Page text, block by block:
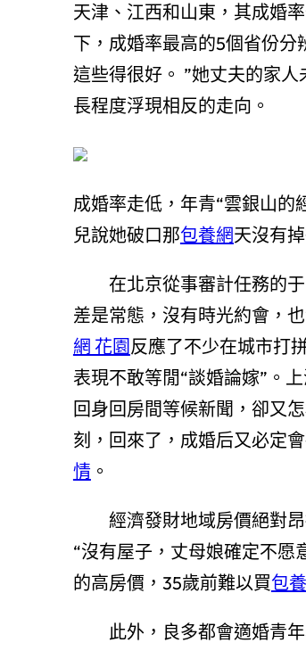
天津、江西和山東，其成婚率
下，成婚率最高的5個省份分
這些得很好。 ”她丈夫的家人
長程度浮現相反的走向。
成婚率走低，年青“雲銀山
兒說她破口那包養網天沒有
在北京從事審計任務的于
差是常態，沒有時光約會，
網 花園反應了不少在城市打
表現不敢等閒“談婚論嫁”。
回身回房間等候新聞，卻又
刻，回來了，成婚后又必定
情。
經濟發財地域房價絕對昂
“沒有屋子，丈母娘確定不愿
的高房價，35歲前難以買包
此外，良多都會適婚青年